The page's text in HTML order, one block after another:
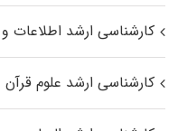
کارشناسی ارشد
کارشناسی ارشد علوم